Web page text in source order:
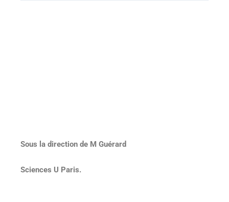
Sous la direction de M Guérard
Sciences U Paris.